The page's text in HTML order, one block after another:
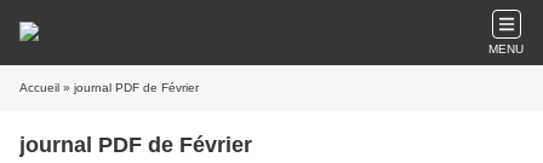
MENU
Accueil » journal PDF de Février
journal PDF de Février